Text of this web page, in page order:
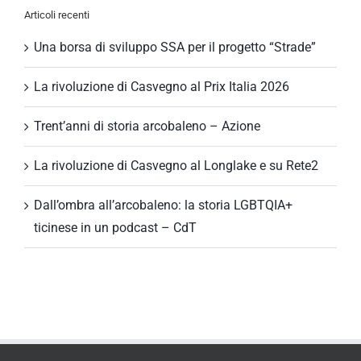
Articoli recenti
Una borsa di sviluppo SSA per il progetto “Strade”
La rivoluzione di Casvegno al Prix Italia 2026
Trent’anni di storia arcobaleno – Azione
La rivoluzione di Casvegno al Longlake e su Rete2
Dall’ombra all’arcobaleno: la storia LGBTQIA+
ticinese in un podcast – CdT